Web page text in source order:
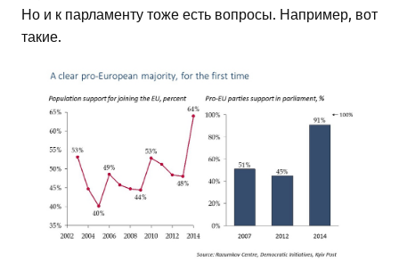
Но и к парламенту тоже есть вопросы. Например, вот
такие.